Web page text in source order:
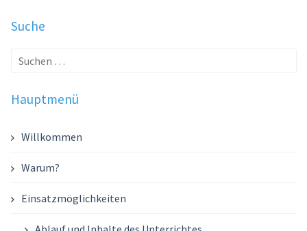
Suche
Suche
Hauptmenü
Willkommen
Warum?
Einsatzmöglichkeiten